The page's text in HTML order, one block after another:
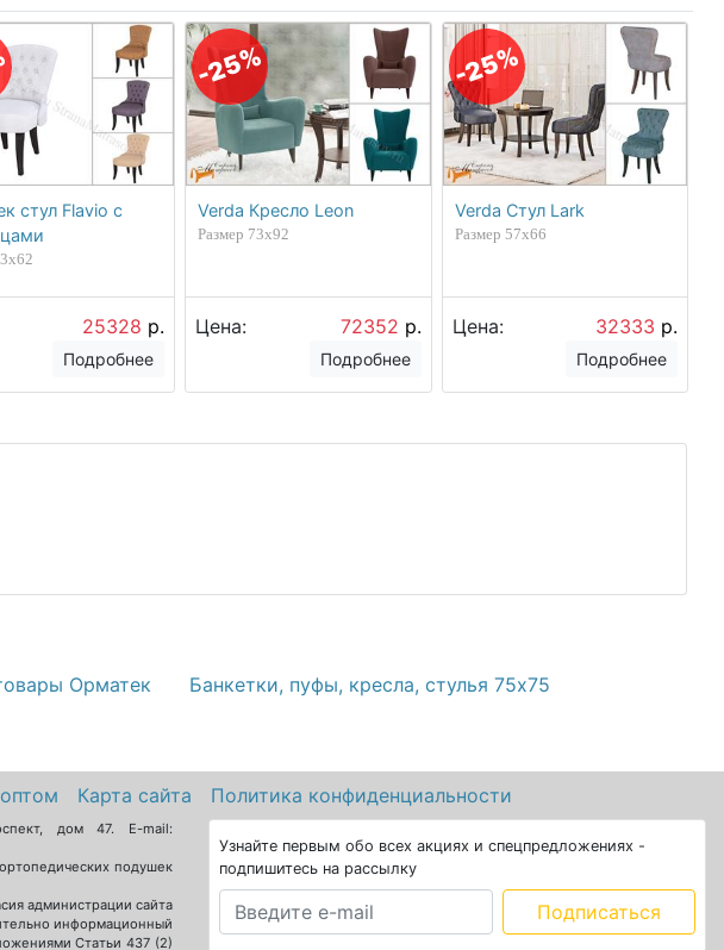
стул Flavio с
25328 р.
Подробнее
-25%
Verda Кресло Leon
Размер 73х92
Цена: 72352 р.
Подробнее
-25%
Verda Стул Lark
Размер 57х66
Цена: 32333 р.
Подробнее
Орматек
Банкетки, пуфы, кресла, стулья 75х75
Карта сайта Политика конфиденциальности
дом 47. E-mail:
подушек
администрации сайта
информационный
Статьи 437 (2)
Узнайте первым обо всех акциях и спецпредложениях -
подпишитесь на рассылку